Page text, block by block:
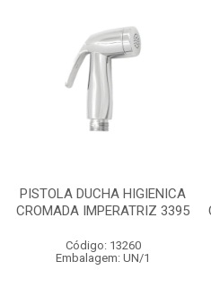
PISTOLA DUCHA HIGIENICA
CROMADA IMPERATRIZ 3395
Código: 13260
Embalagem: UN/1